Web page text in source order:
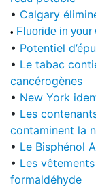
• Calgary
• Fluoride in your
• Potentiel
• Le tabac
cancérogènes
• New York
• Les
contaminent la
• Le Bisphénol
• Les
formaldéhyde